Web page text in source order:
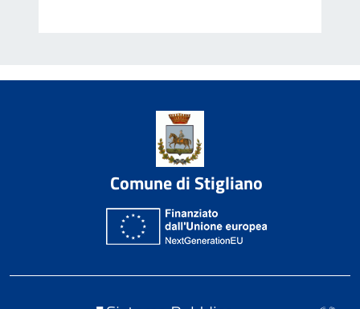
Comune di Stigliano